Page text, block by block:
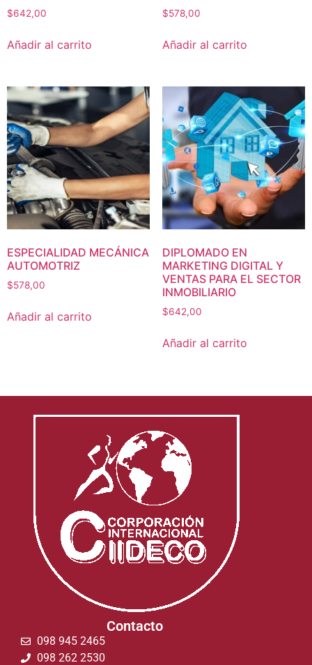
$642,00
Añadir al carrito
$578,00
Añadir al carrito
ESPECIALIDAD MECÁNICA
AUTOMOTRIZ
$578,00
Añadir al carrito
DIPLOMADO EN
MARKETING DIGITAL Y
VENTAS PARA EL SECTOR
INMOBILIARIO
$642,00
Añadir al carrito
Contacto
098 945 2465
098 262 2530